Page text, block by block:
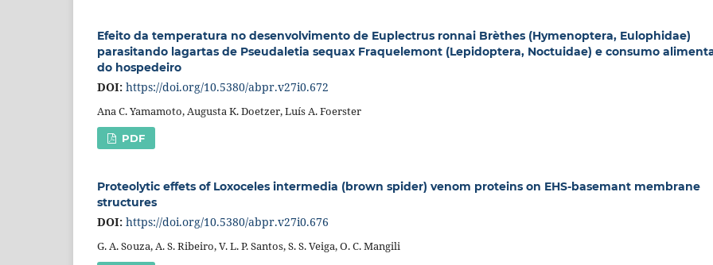
Efeito da temperatura no desenvolvimento de Euplectrus ronnai Brèthes (Hymenoptera, Eulophidae)
parasitando lagartas de Pseudaletia sequax Fraquelemont (Lepidoptera, Noctuidae) e consumo
do hospedeiro
DOI: https://doi.org/10.5380/abpr.v27i0.672
Ana C. Yamamoto, Augusta K. Doetzer, Luís A. Foerster
PDF
Proteolytic effets of Loxoceles intermedia (brown spider) venom proteins on EHS-basemant membrane
structures
DOI: https://doi.org/10.5380/abpr.v27i0.676
G. A. Souza, A. S. Ribeiro, V. L. P. Santos, S. S. Veiga, O. C. Mangili